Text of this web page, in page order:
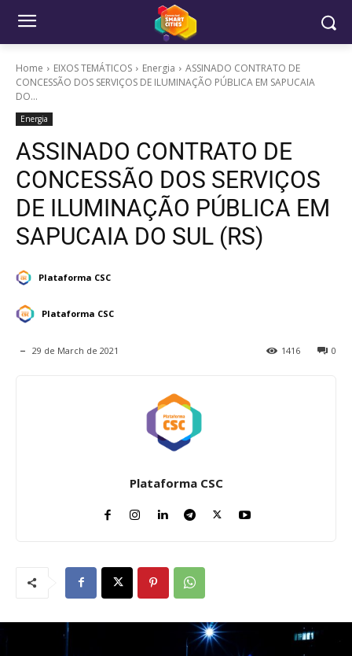
Home EIXOS TEMÁTICOS Energia
ASSINADO CONTRATO DE
CONCESSÃO DOS SERVIÇOS DE ILUMINAÇÃO PÚBLICA EM SAPUCAIA
DO...
Energia
ASSINADO CONTRATO DE
CONCESSÃO DOS SERVIÇOS
DE ILUMINAÇÃO PÚBLICA EM
SAPUCAIA DO SUL (RS)
Plataforma CSC
Plataforma CSC
29 de March de 2021 0
1416
Plataforma CSC